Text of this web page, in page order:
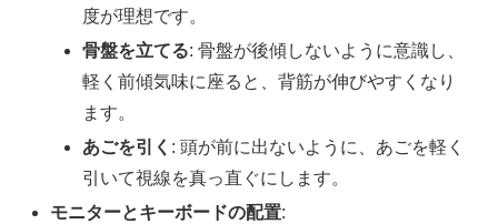
度が理想です。
骨盤を立てる: 骨盤が後傾しないように意識し、
軽く前傾気味に座ると、背筋が伸びやすくなり
ます。
あごを引く : 頭が前に出ないように、あごを軽く
引いて視線を真っ直ぐにします。
モニターとキーボードの配置: